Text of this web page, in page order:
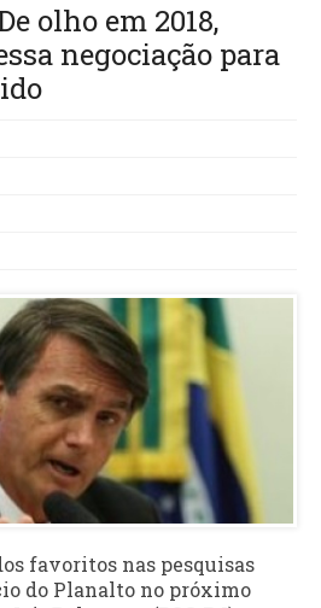
olho em 2018,
negociação para
favoritos nas pesquisas
do Planalto no próximo